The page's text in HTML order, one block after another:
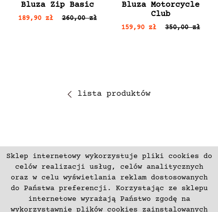
Sklep internetowy wykorzystuje pliki cookies do
celów realizacji usług, celów analitycznych
oraz w celu wyświetlania reklam dostosowanych
do Państwa preferencji. Korzystając ze sklepu
internetowe wyrażają Państwo zgodę na
wykorzystawnie plików cookies zainstalowanych
Bluza Zip Basic
189,90 zł 260,00 zł
Bluza Motorcycle
Club
159,90 zł 350,00 zł
lista produktów
ZAPISZ SIĘ
Płatności
Regulamin
Zwroty i Reklamacje
Kontakt